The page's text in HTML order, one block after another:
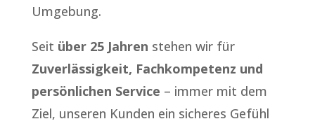
Umgebung.
Seit über 25 Jahren stehen wir für
Zuverlässigkeit, Fachkompetenz und
persönlichen Service – immer mit dem
Ziel, unseren Kunden ein sicheres Gefühl